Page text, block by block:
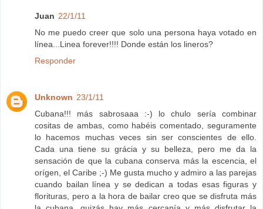
Juan 22/1/11
No me puedo creer que solo una persona haya votado en
línea...Linea forever!!!! Donde están los lineros?
Responder
Unknown 23/1/11
Cubana!!! más sabrosaaa :-) lo chulo sería combinar
cositas de ambas, como habéis comentado, seguramente
lo hacemos muchas veces sin ser conscientes de ello.
Cada una tiene su grácia y su belleza, pero me da la
sensación de que la cubana conserva más la escencia, el
orígen, el Caribe ;-) Me gusta mucho y admiro a las parejas
cuando bailan línea y se dedican a todas esas figuras y
florituras, pero a la hora de bailar creo que se disfruta más